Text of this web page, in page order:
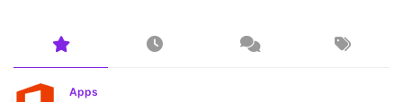
Apps